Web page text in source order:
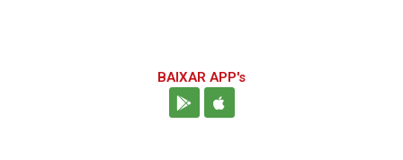
BAIXAR APP's